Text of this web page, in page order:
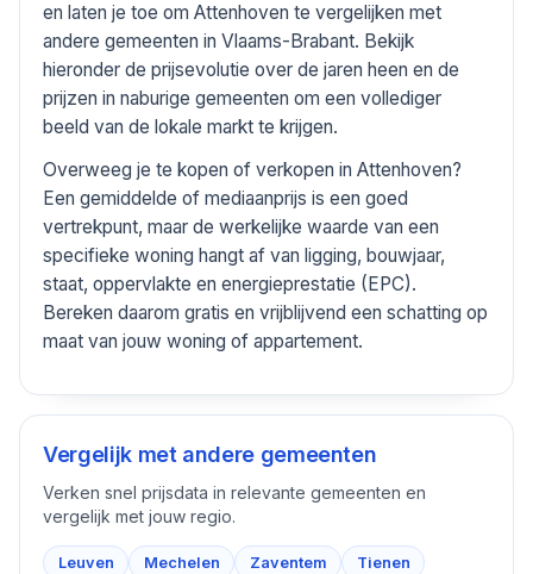
en laten je toe om Attenhoven te vergelijken met
andere gemeenten in Vlaams-Brabant. Bekijk
hieronder de prijsevolutie over de jaren heen en de
prijzen in naburige gemeenten om een vollediger
beeld van de lokale markt te krijgen.
Overweeg je te kopen of verkopen in Attenhoven?
Een gemiddelde of mediaanprijs is een goed
vertrekpunt, maar de werkelijke waarde van een
specifieke woning hangt af van ligging, bouwjaar,
staat, oppervlakte en energieprestatie (EPC).
Bereken daarom gratis en vrijblijvend een schatting op
maat van jouw woning of appartement.
Vergelijk met andere gemeenten
Verken snel prijsdata in relevante gemeenten en
vergelijk met jouw regio.
Leuven Mechelen Zaventem
Tienen